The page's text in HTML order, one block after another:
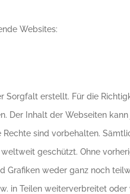
Websites:
Sorgfalt erstellt. Für die
Der Inhalt der Webseiten
sind vorbehalten.
geschützt. Ohne
Grafiken weder ganz noch
in Teilen weiterverbreitet